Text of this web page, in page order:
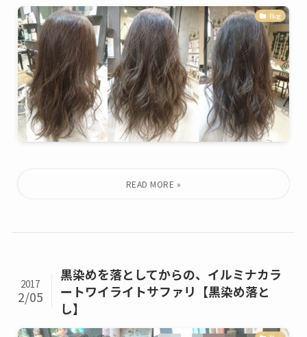
Blog
黒染めを落としてからの、イルミナカラ
ートワイライトサファリ【黒染め落と
し】
2017
2/05